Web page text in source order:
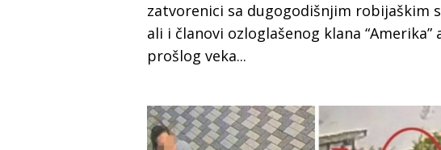
zatvorenici sa dugogodišnjim robijaškim
ali i članovi ozloglašenog klana
prošlog veka...